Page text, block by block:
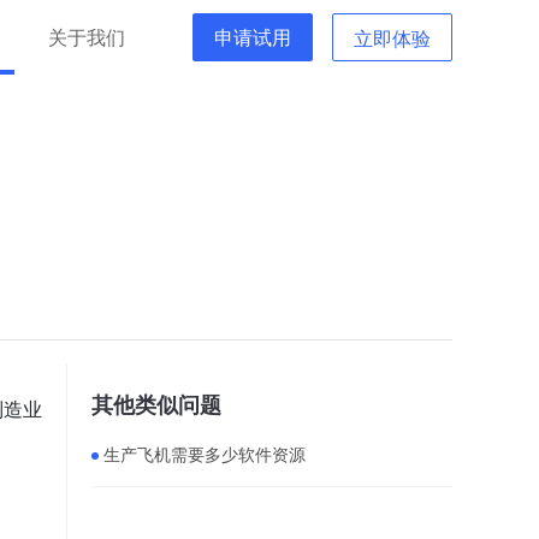
关于我们 申请试用 立即体验
业 其他类似问题
生产飞机需要多少软件资源